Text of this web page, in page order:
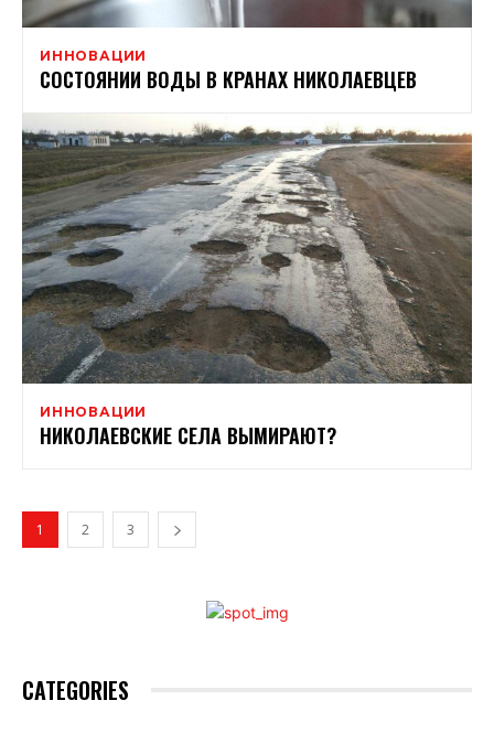
ИННОВАЦИИ
СОСТОЯНИИ ВОДЫ В КРАНАХ НИКОЛАЕВЦЕВ
ИННОВАЦИИ
НИКОЛАЕВСКИЕ СЕЛА ВЫМИРАЮТ?
1 2 3
CATEGORIES